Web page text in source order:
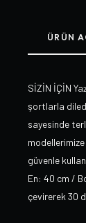
ÜRÜN
SİZİN İÇİN
şortlarla
sayesinde
modellerimize
güvenle
En: 40 cm /
çevirerek 30